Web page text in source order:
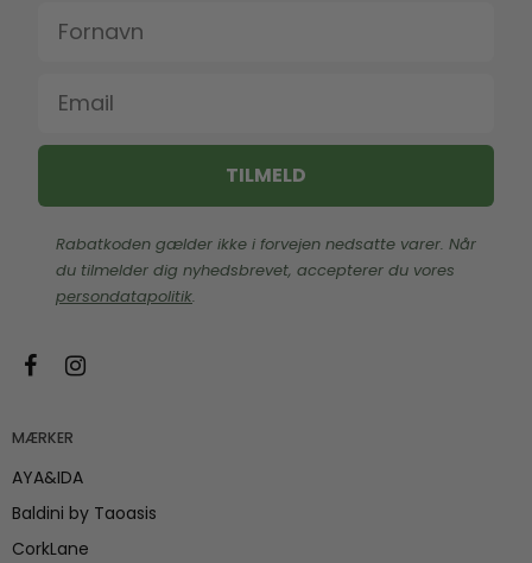
Fornavn
Email
TILMELD
Rabatkoden gælder ikke i forvejen nedsatte varer. Når
du tilmelder dig nyhedsbrevet, accepterer du vores
persondatapolitik.
MÆRKER
AYA&IDA
Baldini by Taoasis
CorkLane